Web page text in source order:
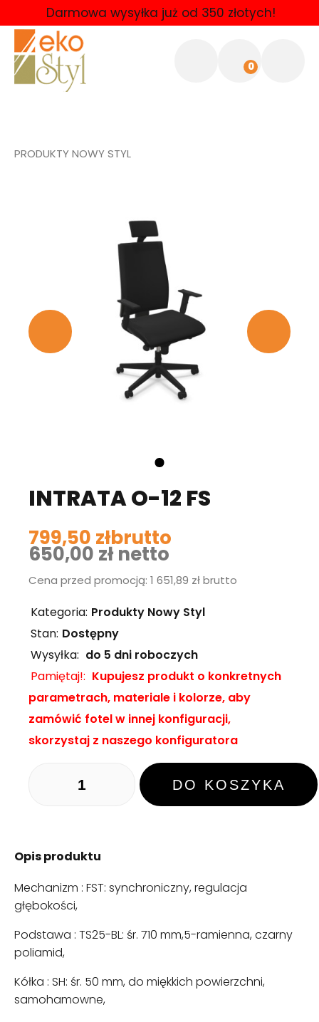
Darmowa wysyłka już od 350 złotych!
0
PRODUKTY NOWY STYL
INTRATA O-12 FS
799,50 złbrutto
650,00 zł netto
Cena przed promocją: 1 651,89 zł brutto
Kategoria: Produkty Nowy Styl
Stan: Dostępny
Wysyłka: do 5 dni roboczych
Pamiętaj!: Kupujesz produkt o konkretnych
parametrach, materiale i kolorze, aby
zamówić fotel w innej konfiguracji,
skorzystaj z naszego konfiguratora
DO KOSZYKA
Opis produktu
Mechanizm : FST: synchroniczny, regulacja
głębokości,
Podstawa : TS25-BL: śr. 710 mm,5-ramienna, czarny
poliamid,
Kółka : SH: śr. 50 mm, do miękkich powierzchni,
samohamowne,